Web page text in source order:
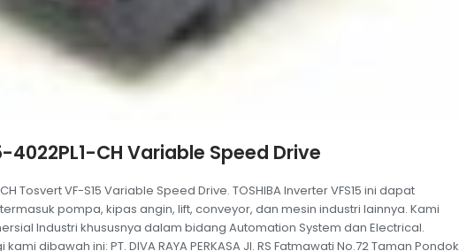
4022PL1-CH Variable Speed Drive
Tosvert VF-S15 Variable Speed Drive. TOSHIBA Inverter VFS15 ini dapat
pompa, kipas angin, lift, conveyor, dan mesin industri lainnya. Kami
Industri khususnya dalam bidang Automation System dan Electrical.
dibawah ini: PT. DIVA RAYA PERKASA Jl. RS Fatmawati No.72 Taman Pondok